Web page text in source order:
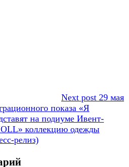
Next post 29 мая
показа «Я
на подиуме Ивент-
коллекцию одежды
релиз)